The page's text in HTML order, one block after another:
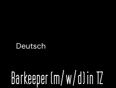
Deutsch
Barkeeper (m/w/d) in TZ